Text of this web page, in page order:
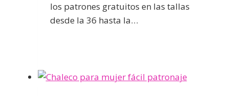
los patrones gratuitos en las tallas
desde la 36 hasta la…